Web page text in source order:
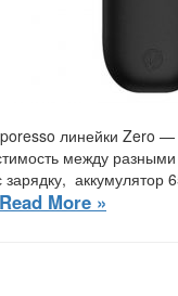
линейки Zero
между
Read More »